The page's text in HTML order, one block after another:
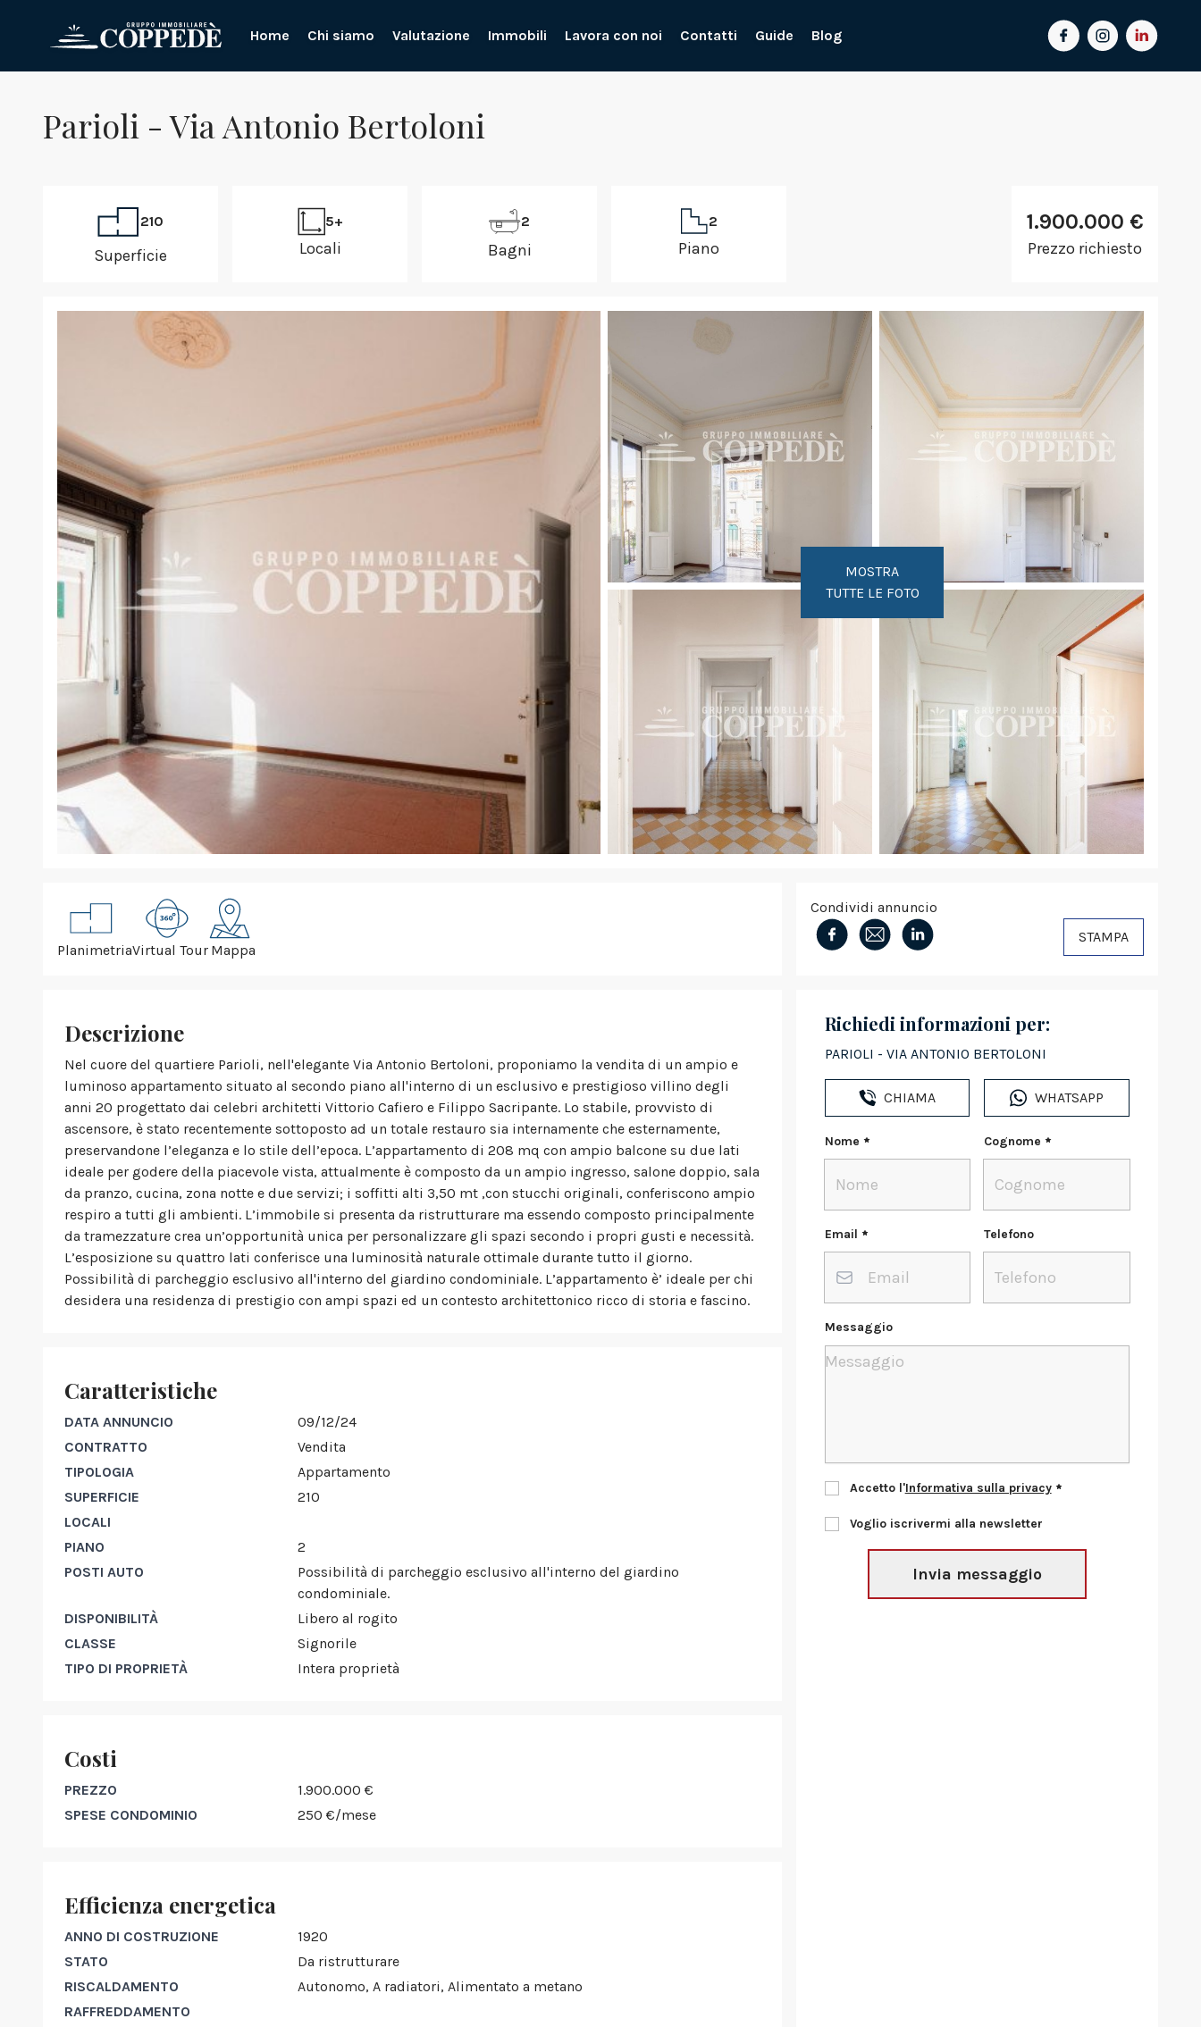
Home Chi siamo Valutazione Immobili Lavora con noi Contatti Guide Blog
Parioli - Via Antonio Bertoloni
210
Superficie
5+
Locali
2
Bagni
2
Piano
1.900.000 €
Prezzo richiesto
MOSTRA
TUTTE LE FOTO
PlanimetriaVirtual Tour Mappa
Condividi annuncio
STAMPA
Descrizione
Nel cuore del quartiere Parioli, nell'elegante Via Antonio Bertoloni, proponiamo la vendita di un ampio e
luminoso appartamento situato al secondo piano all'interno di un esclusivo e prestigioso villino degli
anni 20 progettato dai celebri architetti Vittorio Cafiero e Filippo Sacripante. Lo stabile, provvisto di
ascensore, è stato recentemente sottoposto ad un totale restauro sia internamente che esternamente,
preservandone l’eleganza e lo stile dell’epoca. L’appartamento di 208 mq con ampio balcone su due lati
ideale per godere della piacevole vista, attualmente è composto da un ampio ingresso, salone doppio, sala
da pranzo, cucina, zona notte e due servizi; i soffitti alti 3,50 mt ,con stucchi originali, conferiscono ampio
respiro a tutti gli ambienti. L’immobile si presenta da ristrutturare ma essendo composto principalmente
da tramezzature crea un’opportunità unica per personalizzare gli spazi secondo i propri gusti e necessità.
L’esposizione su quattro lati conferisce una luminosità naturale ottimale durante tutto il giorno.
Possibilità di parcheggio esclusivo all'interno del giardino condominiale. L’appartamento è’ ideale per chi
desidera una residenza di prestigio con ampi spazi ed un contesto architettonico ricco di storia e fascino.
Caratteristiche
DATA ANNUNCIO
09/12/24
CONTRATTO
Vendita
TIPOLOGIA
Appartamento
SUPERFICIE
210
LOCALI
PIANO
2
POSTI AUTO
Possibilità di parcheggio esclusivo all'interno del giardino
condominiale.
DISPONIBILITÀ
Libero al rogito
CLASSE
Signorile
TIPO DI PROPRIETÀ
Intera proprietà
Costi
PREZZO
1.900.000 €
SPESE CONDOMINIO
250 €/mese
Efficienza energetica
ANNO DI COSTRUZIONE
1920
STATO
Da ristrutturare
RISCALDAMENTO
Autonomo, A radiatori, Alimentato a metano
RAFFREDDAMENTO
Richiedi informazioni per:
PARIOLI - VIA ANTONIO BERTOLONI
CHIAMA WHATSAPP
Nome Cognome
Email Telefono
Messaggio
Accetto l'Informativa sulla privacy
Voglio iscrivermi alla newsletter
Invia messaggio